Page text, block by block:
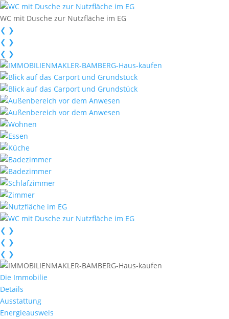
WC mit Dusche zur Nutzfläche im EG
❮ ❯
❮ ❯
❮ ❯
❮ ❯
❮ ❯
❮ ❯
Die Immobilie
Details
Ausstattung
Energieausweis